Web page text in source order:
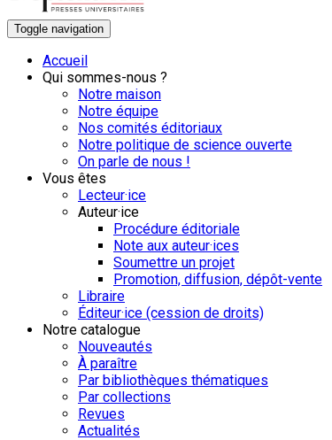
Toggle navigation
Accueil
Qui sommes-nous ?
Notre maison
Notre équipe
Nos comités éditoriaux
Notre politique de science ouverte
On parle de nous !
Vous êtes
Lecteur·ice
Auteur·ice
Procédure éditoriale
Note aux auteur·ices
Soumettre un projet
Promotion, diffusion, dépôt-vente
Libraire
Éditeur·ice (cession de droits)
Notre catalogue
Nouveautés
À paraître
Par bibliothèques thématiques
Par collections
Revues
Actualités